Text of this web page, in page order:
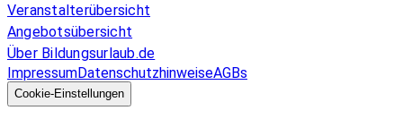
Veranstalterübersicht
Angebotsübersicht
Über Bildungsurlaub.de
ImpressumDatenschutzhinweiseAGBs
Cookie-Einstellungen